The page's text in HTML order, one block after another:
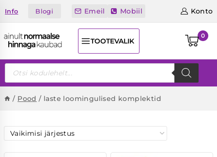
toInfo Blogi Emeil Mobiil Konto
TOOTEVALIK
0
Products
search
/ Pood / laste loomingulised komplektid